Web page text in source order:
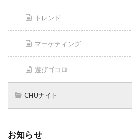
トレンド
マーケティング
遊びゴコロ
CHUナイト
お知らせ